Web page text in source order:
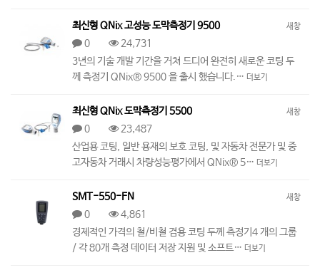
새창
최신형 QNix 고성능 도막측정기 9500
0
24,731
3년의 기술 개발 기간을 거쳐 드디어 완전히 새로운 코팅 두
께 측정기 QNix® 9500 을 출시 했습니다.… 더보기
새창
최신형 QNix 도막측정기 5500
0
23,487
산업용 코팅, 일반 용재의 보호 코팅, 및 자동차 전문가 및 중
고자동차 거래시 차량성능평가에서 QNix® 5… 더보기
새창
SMT-550-FN
0
4,861
경제적인 가격의 철/비철 겸용 코팅 두께 측정기4 개의 그룹
/ 각 80개 측정 데이터 저장 지원 및 소프트… 더보기